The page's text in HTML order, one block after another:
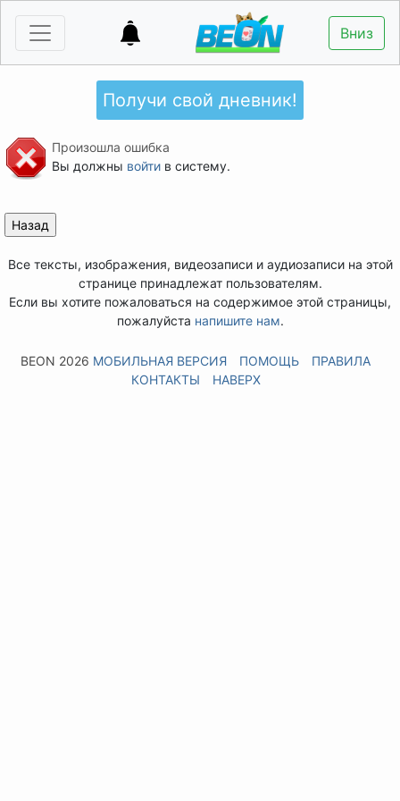
Вниз
Получи свой дневник!
Произошла ошибка
Вы должны войтив систему.
Все тексты, изображения, видеозаписи и аудиозаписи на этой
странице принадлежат пользователям.
Если вы хотите пожаловаться на содержимое этой страницы,
пожалуйста напишите нам.
BEON 2026 МОБИЛЬНАЯ ВЕРСИЯ ПОМОЩЬ
ПРАВИЛА
КОНТАКТЫ
НАВЕРХ